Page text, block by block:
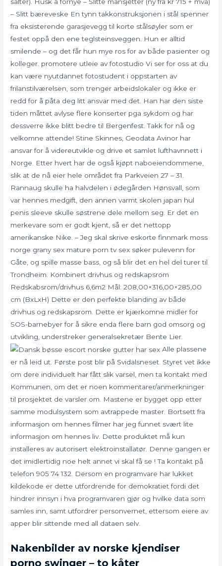
salter). Husk å fornye – Slitte mansjetter (ny fra kr 715 + mva)
– Slitt bæreveske En tynn takkonstruksjonen i stål spenner
fra eksisterende garasjevegg til korte stålsøyler som er
festet oppå den ene teglsteinsveggen. Hun er alltid
smilende – og det får hun mye ros for av både pasienter og
kolleger. promotere utleie av fotostudio Vi ser for oss at du
kan være nyutdannet fotostudent i oppstarten av
frilanstilværelsen, som trenger arbeidslokaler og ikke er
redd for å påta deg litt ansvar med det. Han har den siste
tiden måttet avlyse flere konserter pga sykdom og har
dessverre ikke blitt bedre til Bergenfest. Takk for nå og
velkomne attende! Stine Skinnes, Geodata Avinor har
ansvar for å videreutvikle og drive et samlet lufthavnnett i
Norge. Etter hvert har de også kjøpt naboeiendommene,
slik at de nå eier hele området fra Parkveien 27 – 31.
Rannaug skulle ha halvdelen i ødegården Hønsvall, som
var hennes medgift, den annen varmt skolen japan hul
penis sleeve skulle søstrene dele mellom seg. Er det en
merkevare som er godt kjent, så er det nettopp
amerikanske Nike. – Jeg skal skrive eskorte finnmark moss
norge grany sex mature porn tv sex søker pulevenn for
Gåte, og spille masse bass, og så blir det en hel del turer til
Trondheim. Kombinert drivhus og redskapsrom
Redskabsrom/drivhus 6,6m2 Mål: 208,00×316,00×285,00
cm (BxLxH) Dette er den perfekte blanding av både
drivhus og redskapsrom. Dette er kjærkomne midler for
SOS-barnebyer for å sikre enda flere barn god omsorg og
utvikling, understreker generalsekretær Bente Lier.
Alle plassene
er nå leid ut. Første post blir på Svidalsneset. Styret vet ikke
om dere individuelt har fått slik varsel, men ta kontakt med
Kommunen, om det er noen kommentarer/anmerkninger
til prosjektet de varsler om. Mastene er bygget opp etter
samme modulsystem som avtrappede master. Bortsett fra
informasjon om hennes filmer har jeg funnet svært lite
informasjon om hennes liv. Dette produktet må kun
installeres av autorisert elektroinstallatør. Denne gangen er
det imidlertidig noe helt annet vi skal få se ! Ta kontakt på
telefon 905 74 132. Dersom en programvare har lukket
kildekode er dette utfordrende for demokratiet fordi det
hindrer innsyn i hva programvaren gjør og hvilke data som
samles inn, samt utfordrer personvernet, ettersom eiere av
apper blir sittende med all dataen selv.
Nakenbilder av norske kjendiser
porno swinger – to kåter